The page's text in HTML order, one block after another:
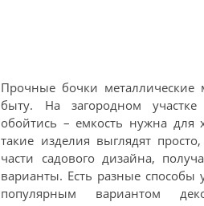
Прочные бочки
быту. На загородном
обойтись – емкость нужна для
такие изделия выглядят
части садового дизайна,
варианты. Есть разные способы
популярным вариантом